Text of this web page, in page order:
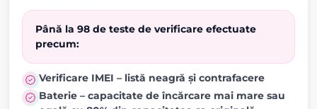
Până la 98 de teste de verificare efectuate
precum:
Verificare IMEI – listă neagră și contrafacere
Baterie – capacitate de încărcare mai mare sau